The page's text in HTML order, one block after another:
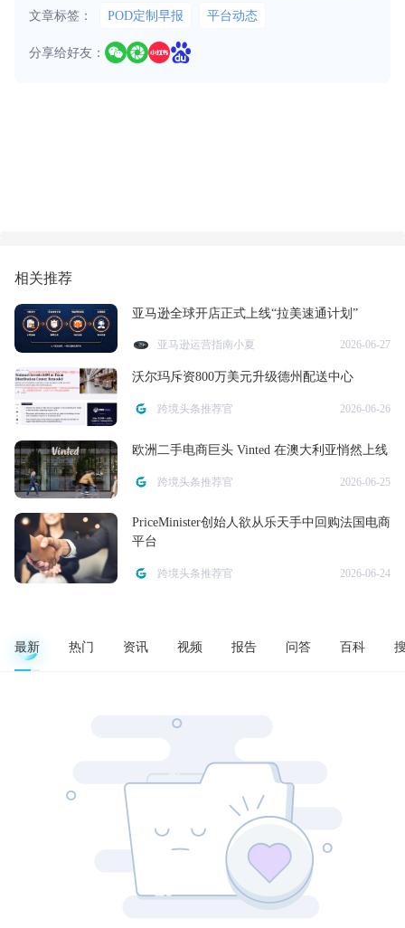
文章标签： POD定制早报 平台动态
分享给好友：
相关推荐
亚马逊全球开店正式上线“拉美速通计划”
亚马逊运营指南小夏 2026-06-27
沃尔玛斥资800万美元升级德州配送中心
跨境头条推荐官 2026-06-26
欧洲二手电商巨头 Vinted 在澳大利亚悄然上线
跨境头条推荐官 2026-06-25
PriceMinister创始人欲从乐天手中回购法国电商
平台
跨境头条推荐官 2026-06-24
最新 热门 资讯 视频 报告 问答 百科